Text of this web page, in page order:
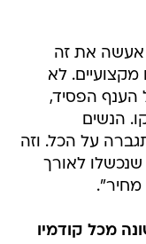
אעשה את זה
לא
הענף הפסיד,
הנשים
על הכל. וזה
שנכשלו לאורך
זאת, יום האישה ב-2022 שונה מכל קודמיו